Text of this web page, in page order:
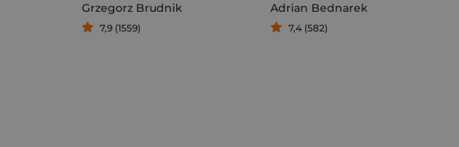
Grzegorz Brudnik
7,9 (1559)
Adrian Bednarek
7,4 (582)